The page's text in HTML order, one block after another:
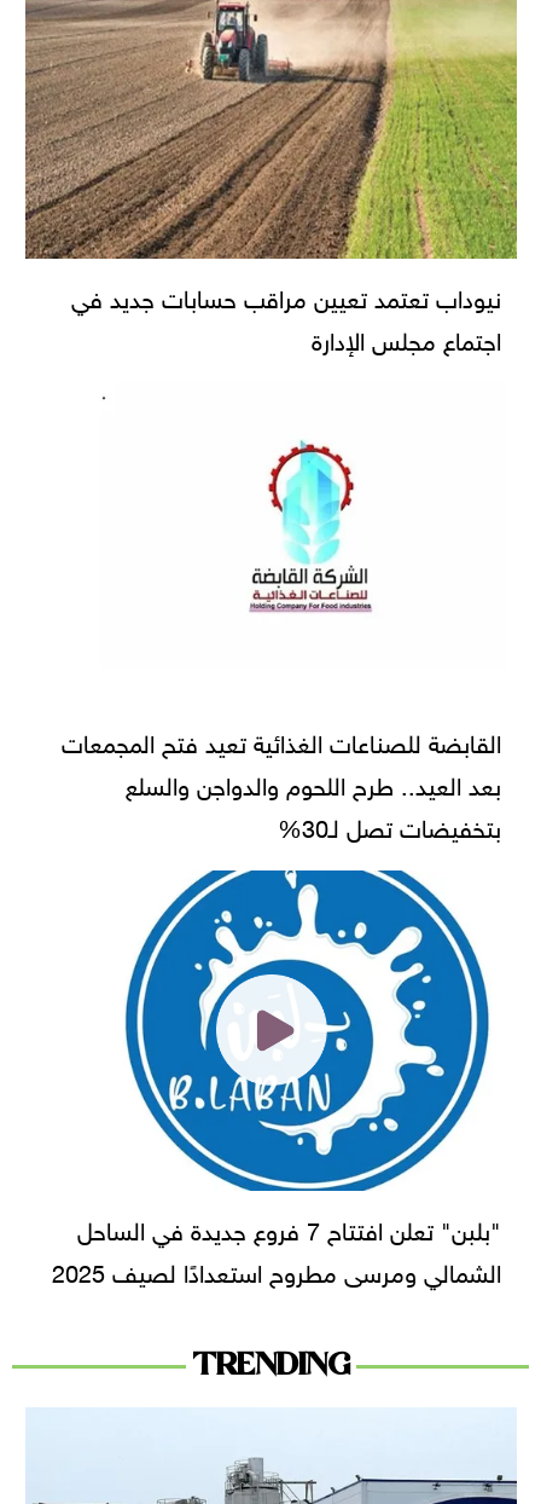
نيوداب تعتمد تعيين مراقب حسابات جديد في
اجتماع مجلس الإدارة
القابضة للصناعات الغذائية تعيد فتح المجمعات
بعد العيد.. طرح اللحوم والدواجن والسلع
بتخفيضات تصل لـ30%
"بلبن" تعلن افتتاح 7 فروع جديدة في الساحل
الشمالي ومرسى مطروح استعدادًا لصيف 2025
TRENDING